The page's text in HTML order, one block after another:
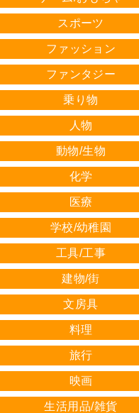
スポーツ
ファッション
ファンタジー
乗り物
人物
動物/生物
化学
医療
学校/幼稚園
工具/工事
建物/街
文房具
料理
旅行
映画
生活用品/雑貨